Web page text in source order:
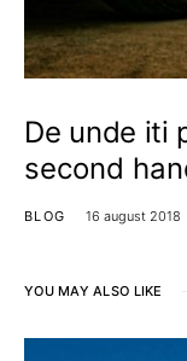
De unde iti
second
BLOG 16 august 2018
YOU MAY ALSO LIKE